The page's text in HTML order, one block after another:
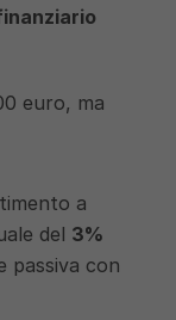
euro, ma
a
del 3%
passiva con